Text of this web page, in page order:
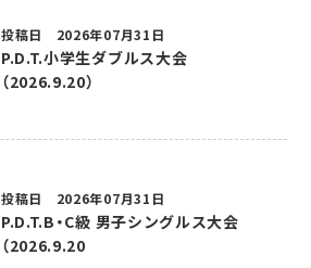
投稿日 2026年07月31日
P.D.T.小学生ダブルス大会
（2026.9.20）
投稿日 2026年07月31日
P.D.T.B・C級 男子シングルス大会
（2026.9.20